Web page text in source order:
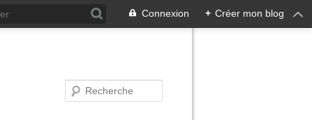
Connexion + Créer mon blog